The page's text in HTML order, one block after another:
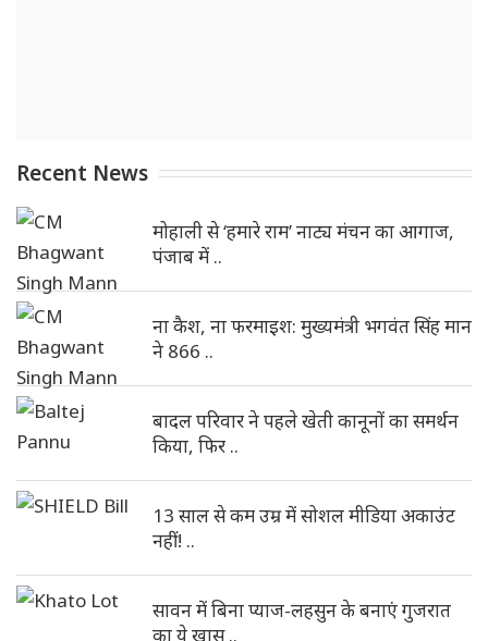
Recent News
मोहाली से ‘हमारे राम’ नाट्य मंचन का आगाज,
पंजाब में ..
ना कैश, ना फरमाइश: मुख्यमंत्री भगवंत सिंह मान
ने 866 ..
बादल परिवार ने पहले खेती कानूनों का समर्थन
किया, फिर ..
13 साल से कम उम्र में सोशल मीडिया अकाउंट
नहीं! ..
सावन में बिना प्याज-लहसुन के बनाएं गुजरात
का ये खास ..